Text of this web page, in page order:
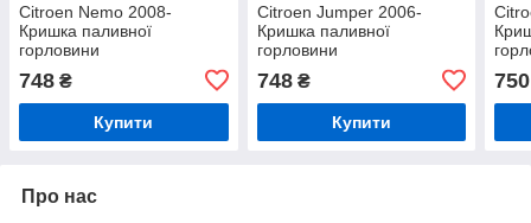
Citroen Nemo 2008-
Кришка паливної
горловини
748 ₴
Купити
Citroen Jumper 2006-
Кришка паливної
горловини
748₴
Купити
750
Про нас